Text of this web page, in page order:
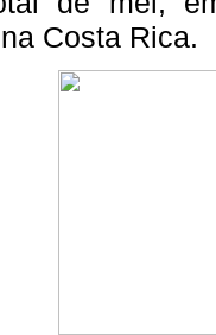
Costa Rica.